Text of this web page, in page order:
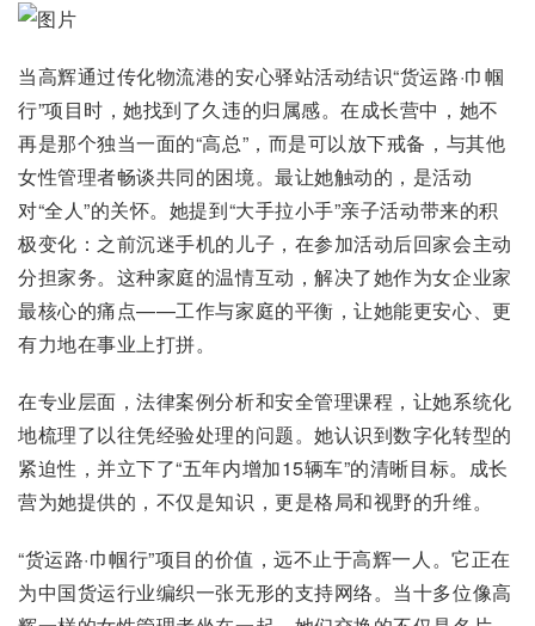
当高辉通过传化物流港的安心驿站活动结识“货运路·巾帼
行”项目时，她找到了久违的归属感。在成长营中，她不
再是那个独当一面的“高总”，而是可以放下戒备，与其他
女性管理者畅谈共同的困境。最让她触动的，是活动
对“全人”的关怀。她提到“大手拉小手”亲子活动带来的积
极变化：之前沉迷手机的儿子，在参加活动后回家会主动
分担家务。这种家庭的温情互动，解决了她作为女企业家
最核心的痛点——工作与家庭的平衡，让她能更安心、更
有力地在事业上打拼。
在专业层面，法律案例分析和安全管理课程，让她系统化
地梳理了以往凭经验处理的问题。她认识到数字化转型的
紧迫性，并立下了“五年内增加15辆车”的清晰目标。成长
营为她提供的，不仅是知识，更是格局和视野的升维。
“货运路·巾帼行”项目的价值，远不止于高辉一人。它正在
为中国货运行业编织一张无形的支持网络。当十多位像高